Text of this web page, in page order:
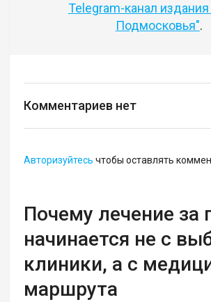
Telegram-канал
Подмосковья".
Комментариев нет
Авторизуйтесь чтобы оставлять
Почему лечение за
начинается не с
клиники, а с
маршрута